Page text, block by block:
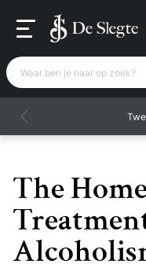
Waar ben je naar op
The